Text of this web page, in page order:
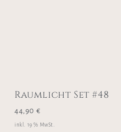
Raumlicht Set #48
44,90 €
inkl. 19 % MwSt.